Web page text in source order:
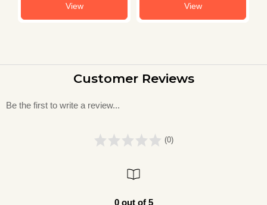
View View
Customer Reviews
Be the first to write a review...
(0)
0 out of 5